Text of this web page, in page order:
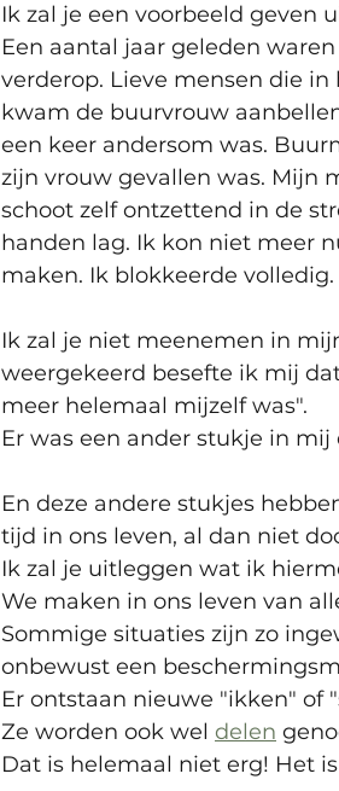
Ik zal je een voorbeeld geven
Een aantal jaar geleden
verderop. Lieve mensen die
kwam de buurvrouw
een keer andersom was.
zijn vrouw gevallen was. Mijn
schoot zelf ontzettend in de
handen lag. Ik kon niet meer
maken. Ik blokkeerde volledig.
Ik zal je niet meenemen in
weergekeerd besefte ik mij
meer helemaal mijzelf was".
Er was een ander stukje in
En deze andere stukjes
tijd in ons leven, al dan niet
Ik zal je uitleggen wat ik
We maken in ons leven van
Sommige situaties zijn zo
onbewust een
Er ontstaan nieuwe "ikken" of
Ze worden ook wel delen
Dat is helemaal niet erg! Het